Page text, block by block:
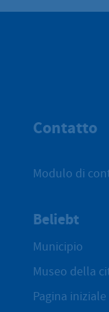
Contatto
Modulo di
Beliebt
Municipio
Museo della
Pagina iniziale